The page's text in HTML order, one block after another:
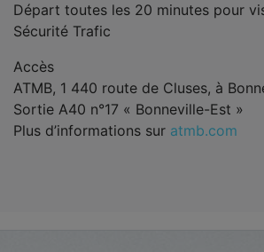
Départ toutes les 20 minutes pour
Sécurité Trafic
Accès
ATMB, 1 440 route de Cluses, à
Sortie A40 n°17 « Bonneville-Est »
Plus d’informations sur atmb.com